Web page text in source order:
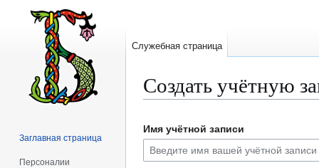
Создать учётную
к
навигации
к
поиску
Имя учётной записи
Служебная страница
Заглавная страница
Персоналии